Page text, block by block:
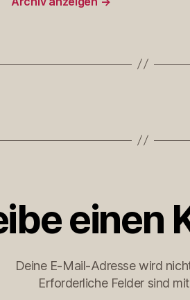
einen
Deine E-Mail-Adresse wird
Erforderliche Felder sind mit